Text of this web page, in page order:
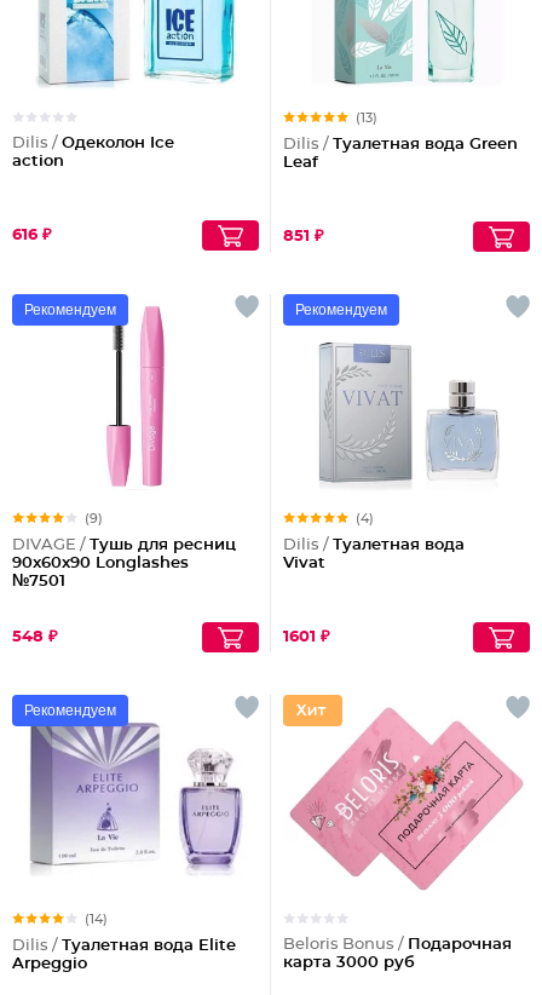
Dilis / Одеколон Ice
action
616 ₽
(13)
Dilis / Туалетная вода Green
Leaf
851 ₽
Рекомендуем
(9)
DIVAGE / Тушь для ресниц
90x60x90 Longlashes
№7501
548 ₽
Рекомендуем
(4)
Dilis / Туалетная вода
Vivat
1601 ₽
Рекомендуем
(14)
Dilis / Туалетная вода Elite
Arpeggio
Beloris Bonus / Подарочная
карта 3000 руб